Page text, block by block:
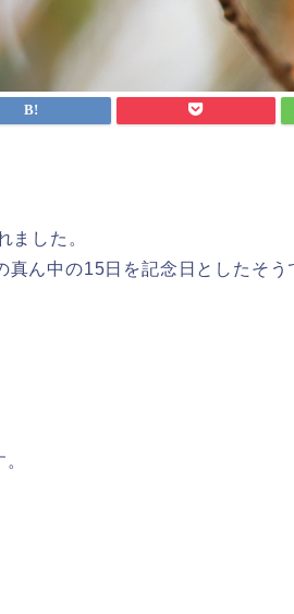
ました。
ん中の15日を記念日としたそう